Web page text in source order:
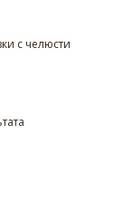
с челюсти